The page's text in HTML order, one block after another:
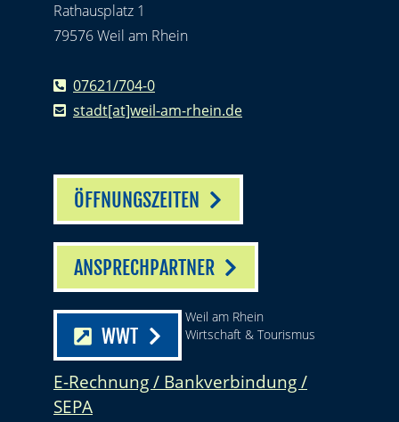
Rathausplatz 1
79576 Weil am Rhein
07621/704-0
stadt[at]weil-am-rhein.de
ÖFFNUNGSZEITEN
ANSPRECHPARTNER
WWT
Weil am Rhein
Wirtschaft & Tourismus
E-Rechnung / Bankverbindung /
SEPA